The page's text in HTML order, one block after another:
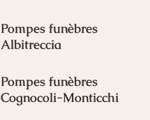
Pompes funèbres
Albitreccia
Pompes funèbres
Cognocoli-Monticchi